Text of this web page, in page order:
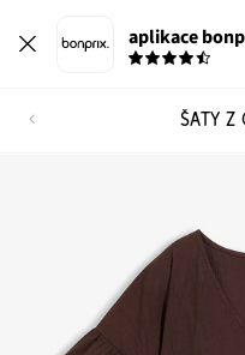
aplikace
ŠATY Z